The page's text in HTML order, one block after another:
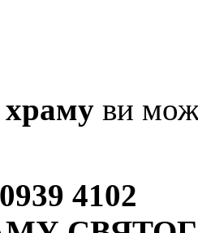
ви
4102